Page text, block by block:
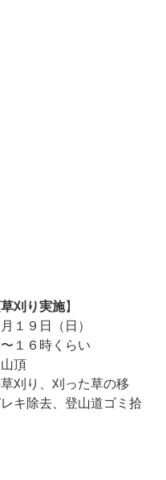
刈り実施】
１９日（日）
〜１６時くらい
山頂
草刈り、刈った草の移
キ除去、登山道ゴミ拾